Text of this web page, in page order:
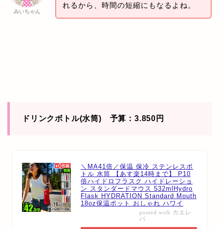
みいちゃん
れるから、時間の短縮にもなるよね。
ドリンクボトル(水筒) 予算：3.850円
＼MA41倍／保温 保冷 ステンレスボ
トル 水筒 【あす楽14時まで】 P10
倍ハイドロフラスク ハイドレーショ
ン スタンダードマウス 532mlHydro
Flask HYDRATION Standard Mouth
18oz保温ポット おしゃれ ハワイ
posted with カエレ
バ